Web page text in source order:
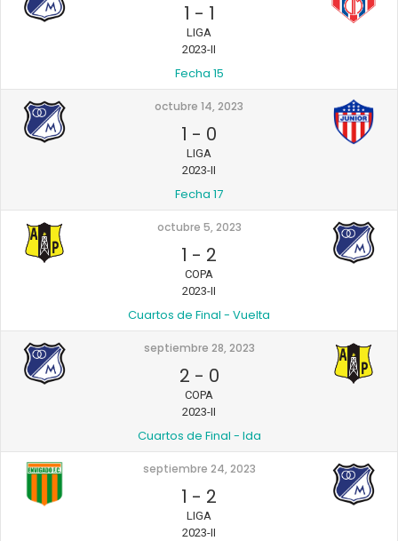
1 - 1
LIGA
2023-II
Fecha 15
octubre 14, 2023
1 - 0
LIGA
2023-II
Fecha 17
octubre 5, 2023
1 - 2
COPA
2023-II
Cuartos de Final - Vuelta
septiembre 28, 2023
2 - 0
COPA
2023-II
Cuartos de Final - Ida
septiembre 24, 2023
1 - 2
LIGA
2023-II